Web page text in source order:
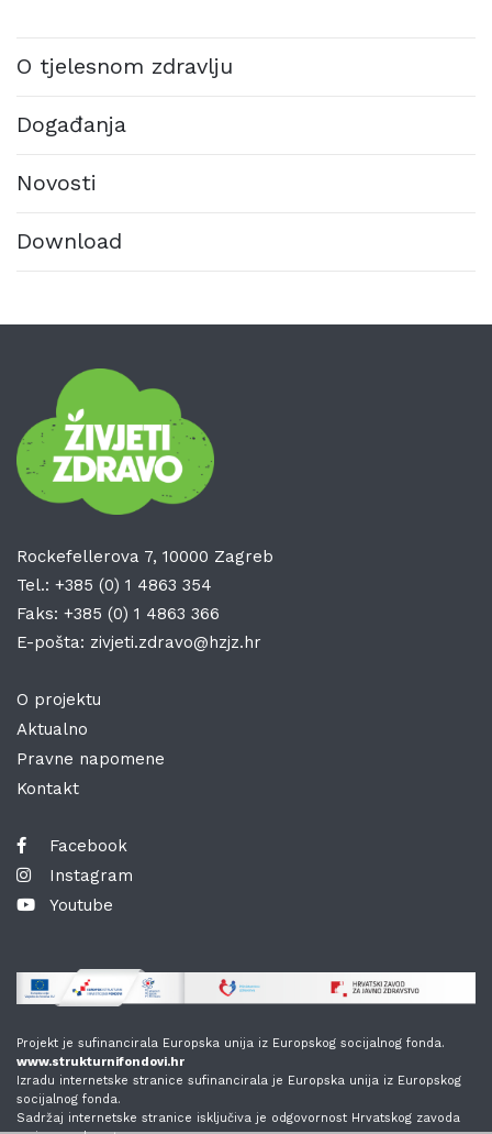
O tjelesnom zdravlju
Događanja
Novosti
Download
Rockefellerova 7, 10000 Zagreb
Tel.: +385 (0) 1 4863 354
Faks: +385 (0) 1 4863 366
E-pošta: zivjeti.zdravo@hzjz.hr
O projektu
Aktualno
Pravne napomene
Kontakt
Facebook
Instagram
Youtube
Projekt je sufinancirala Europska unija iz Europskog socijalnog fonda.
www.strukturnifondovi.hr
Izradu internetske stranice sufinancirala je Europska unija iz Europskog
socijalnog fonda.
Sadržaj internetske stranice isključiva je odgovornost Hrvatskog zavoda